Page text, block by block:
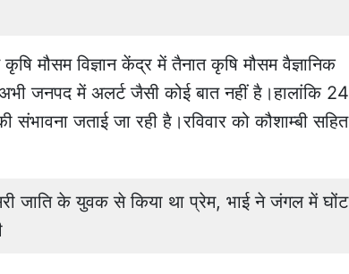
मौसम विज्ञान केंद्र में तैनात कृषि मौसम वैज्ञानिक
जनपद में अलर्ट जैसी कोई बात नहीं है।हालांकि 24
जताई जा रही है।रविवार को कौशाम्बी सहित
जाति के युवक से किया था प्रेम, भाई ने जंगल में घोंट